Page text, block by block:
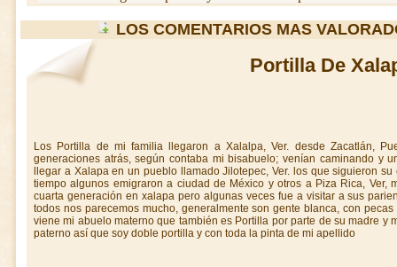
LOS COMENTARIOS MAS
Portilla De
Los Portilla de mi familia llegaron a Xalalpa, Ver. desde Zacatlán,
generaciones atrás, según contaba mi bisabuelo; venían caminando y
llegar a Xalapa en un pueblo llamado Jilotepec, Ver. los que siguieron
tiempo algunos emigraron a ciudad de México y otros a Piza Rica,
cuarta generación en xalapa pero algunas veces fue a visitar a sus
todos nos parecemos mucho, generalmente son gente blanca, con
viene mi abuelo materno que también es Portilla por parte de su madre y
paterno así que soy doble portilla y con toda la pinta de mi apellido